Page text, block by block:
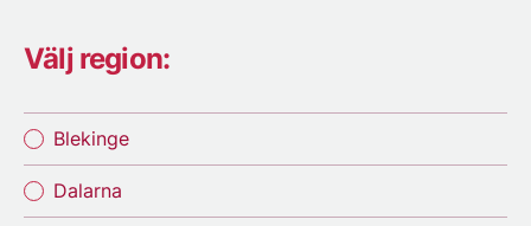
Välj region:
Blekinge
Dalarna